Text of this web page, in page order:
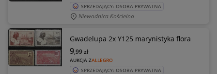
SPRZEDAJĄCY: OSOBA PRYWATNA
Niewodnica Kościelna
Gwadelupa 2x Y125 marynistyka flora
AUKCJA ZALLEGRO
9,99zł
SPRZEDAJĄCY: OSOBA PRYWATNA